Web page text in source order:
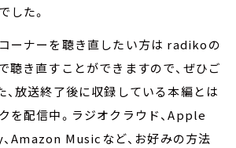
した。
ーナーを聴き直したい方は radikoの
聴き直すことができますので、ぜひご
、放送終了後に収録している本編とは
を配信中。ラジオクラウド、Apple
Amazon Musicなど、お好みの方法